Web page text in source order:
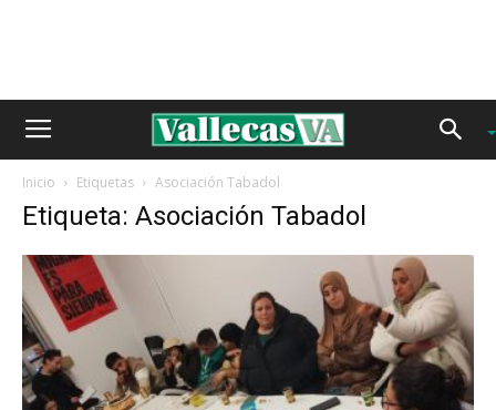
Inicio Etiquetas Asociación Tabadol
Etiqueta: Asociación Tabadol